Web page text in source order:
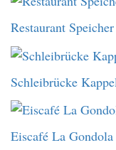
Restaurant
Schleibrücke
Eiscafé La